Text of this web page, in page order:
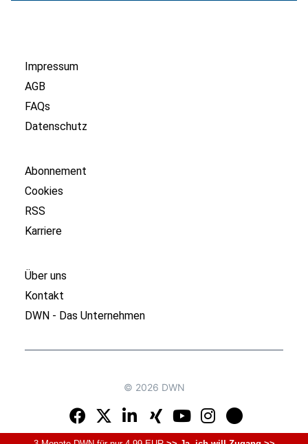
Impressum
AGB
FAQs
Datenschutz
Abonnement
Cookies
RSS
Karriere
Über uns
Kontakt
DWN - Das Unternehmen
© 2026 DWN